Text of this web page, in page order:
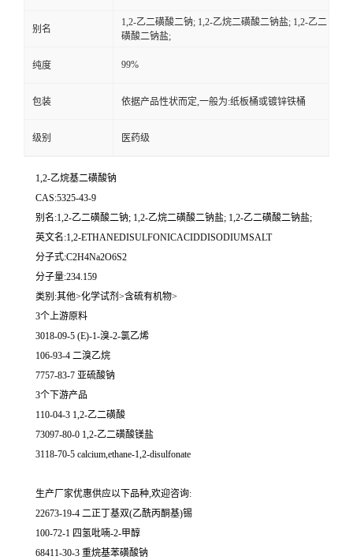
别名
1,2-乙二磺酸二钠; 1,2-乙烷二磺酸二钠盐; 1,2-乙二
磺酸二钠盐;
纯度 99%
包装 依据产品性状而定,一般为:纸板桶或镀锌铁桶
级别 医药级
1,2-乙烷基二磺酸钠
CAS:5325-43-9
别名:1,2-乙二磺酸二钠; 1,2-乙烷二磺酸二钠盐; 1,2-乙二磺酸二钠盐;
英文名:1,2-ETHANEDISULFONICACIDDISODIUMSALT
分子式:C2H4Na2O6S2
分子量:234.159
类别:其他>化学试剂>含硫有机物>
3个上游原料
3018-09-5 (E)-1-溴-2-氯乙烯
106-93-4 二溴乙烷
7757-83-7 亚硫酸钠
3个下游产品
110-04-3 1,2-乙二磺酸
73097-80-0 1,2-乙二磺酸镁盐
3118-70-5 calcium,ethane-1,2-disulfonate
生产厂家优惠供应以下品种,欢迎咨询:
22673-19-4 二正丁基双(乙酰丙酮基)锡
100-72-1 四氢吡喃-2-甲醇
68411-30-3 重烷基苯磺酸钠